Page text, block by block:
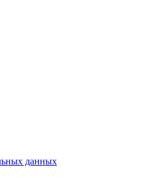
данных